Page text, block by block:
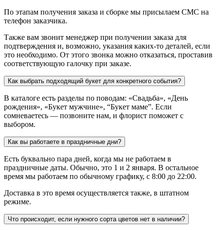
По этапам получения заказа и сборке мы присылаем СМС на
телефон заказчика.
Также вам звонит менеджер при получении заказа для
подтверждения и, возможно, указания каких-то деталей, если
это необходимо. От этого звонка можно отказаться, проставив
соответствующую галочку при заказе.
Как выбрать подходящий букет для конкретного события?
В каталоге есть разделы по поводам: «Свадьба», «День
рождения», «Букет мужчине», “Букет маме”. Если
сомневаетесь — позвоните нам, и флорист поможет с
выбором.
Как вы работаете в праздничные дни?
Есть буквально пара дней, когда мы не работаем в
праздничные даты. Обычно, это 1 и 2 января. В остальное
время мы работаем по обычному графику, с 8:00 до 22:00.
Доставка в это время осуществляется также, в штатном
режиме.
Что происходит, если нужного сорта цветов нет в наличии?